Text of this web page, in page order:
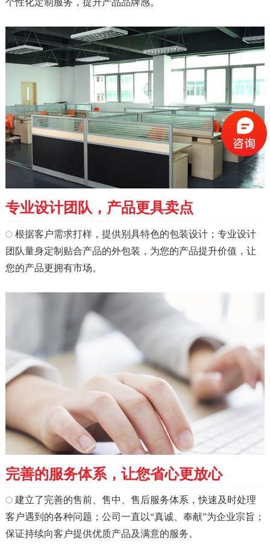
个性化定制服务，提升产品品牌感。
专业设计团队，产品更具卖点
根据客户需求打样，提供别具特色的包装设计；专业设计
团队量身定制贴合产品的外包装，为您的产品提升价值，让
您的产品更拥有市场。
完善的服务体系，让您省心更放心
建立了完善的售前、售中、售后服务体系，快速及时处理
客户遇到的各种问题；公司一直以“真诚、奉献”为企业宗旨；
保证持续向客户提供优质产品及满意的服务。